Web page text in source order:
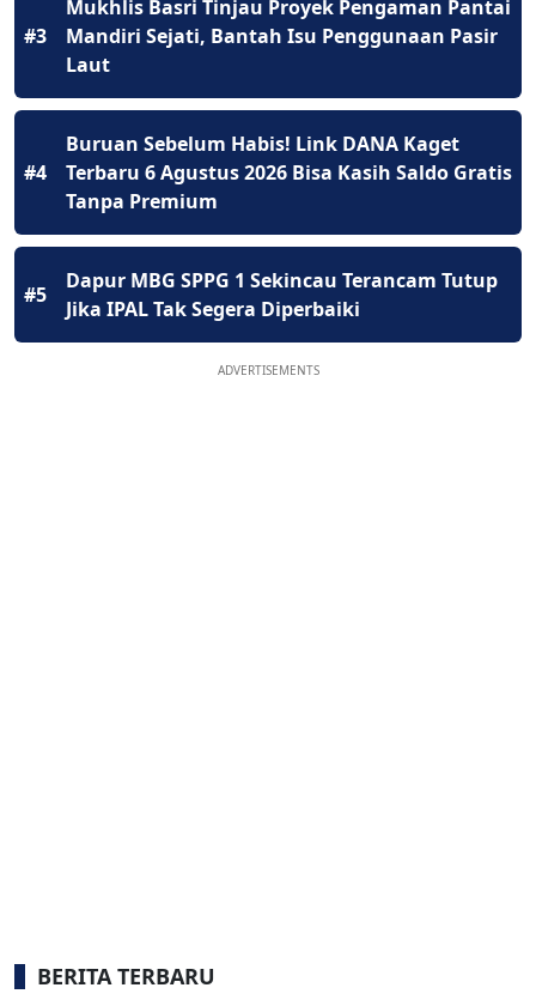
#3
Mukhlis Basri Tinjau Proyek Pengaman Pantai
Mandiri Sejati, Bantah Isu Penggunaan Pasir
Laut
#4
Buruan Sebelum Habis! Link DANA Kaget
Terbaru 6 Agustus 2026 Bisa Kasih Saldo Gratis
Tanpa Premium
#5
Dapur MBG SPPG 1 Sekincau Terancam Tutup
Jika IPAL Tak Segera Diperbaiki
ADVERTISEMENTS
BERITA TERBARU